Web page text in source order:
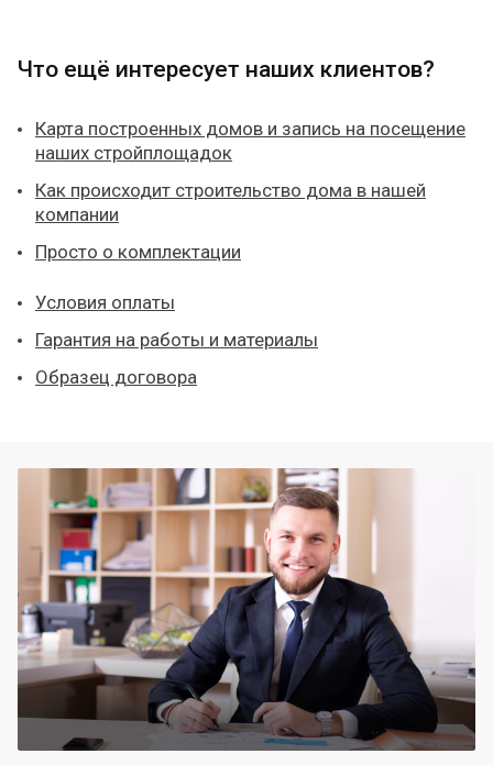
Что ещё интересует наших клиентов?
Карта построенных домов и запись на посещение
наших стройплощадок
Как происходит строительство дома в нашей
компании
Просто о комплектации
Условия оплаты
Гарантия на работы и материалы
Образец договора